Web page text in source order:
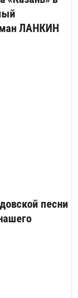
ЛАНКИН
песни
спортивного
числе такие